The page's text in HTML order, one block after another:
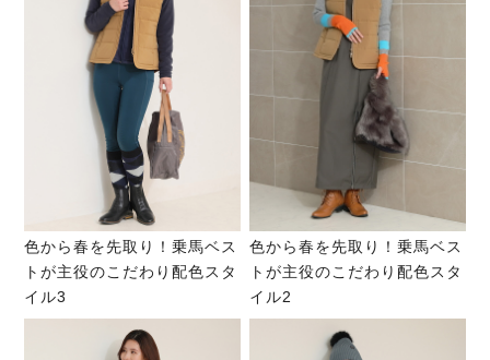
色から春を先取り！乗馬ベス
トが主役のこだわり配色スタ
イル3
色から春を先取り！乗馬ベス
トが主役のこだわり配色スタ
イル2